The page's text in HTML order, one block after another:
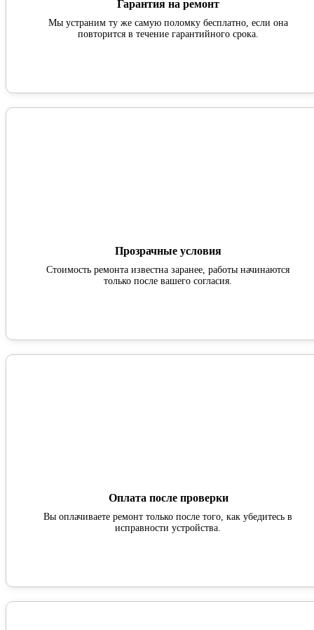
Гарантия на ремонт
Мы устраним ту же самую поломку бесплатно, если она
повторится в течение гарантийного срока.
Прозрачные условия
Стоимость ремонта известна заранее, работы начинаются
только после вашего согласия.
Оплата после проверки
Вы оплачиваете ремонт только после того, как убедитесь в
исправности устройства.